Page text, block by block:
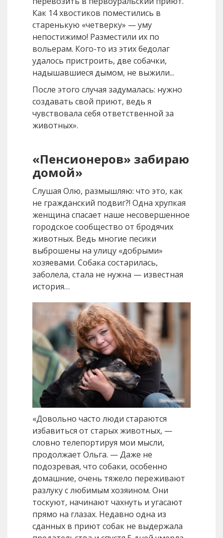
Как 14 хвостиков поместились в
старенькую «четверку» — уму
непостижимо! Разместили их по
вольерам. Кого-то из этих бедолаг
удалось пристроить, две собачки,
надышавшиеся дымом, не выжили...
После этого случая задумалась: нужно
создавать свой приют, ведь я
чувствовала себя ответственной за
животных».
«Пенсионеров» забираю
домой»
Слушая Олю, размышляю: что это, как
не гражданский подвиг?! Одна хрупкая
женщина спасает наше несовершенное
городское сообщество от бродячих
животных. Ведь многие песики
выброшены на улицу «добрыми»
хозяевами. Собака состарилась,
заболела, стала не нужна — известная
история…
«Довольно часто люди стараются
избавиться от старых животных, —
словно телепортируя мои мысли,
продолжает Ольга. — Даже не
подозревая, что собаки, особенно
домашние, очень тяжело переживают
разлуку с любимым хозяином. Они
тоскуют, начинают чахнуть и угасают
прямо на глазах. Недавно одна из
сданных в приют собак не выдержала